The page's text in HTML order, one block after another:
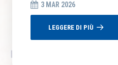
3 MAR 2026
LEGGERE DI PIÙ